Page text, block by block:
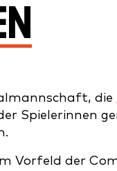
die
Spielerinnen
Vorfeld der